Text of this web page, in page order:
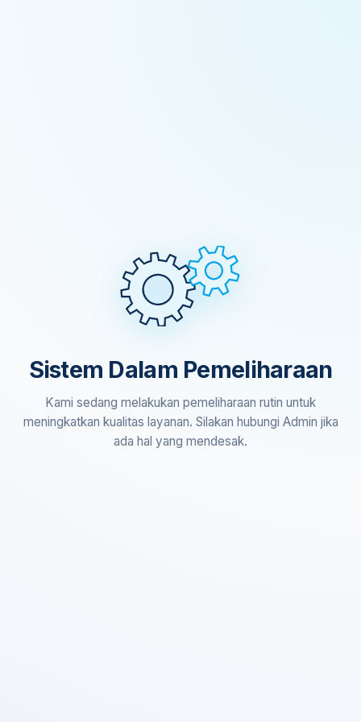
Sistem Dalam Pemeliharaan
Kami sedang melakukan pemeliharaan rutin untuk
meningkatkan kualitas layanan. Silakan hubungi Admin jika
ada hal yang mendesak.